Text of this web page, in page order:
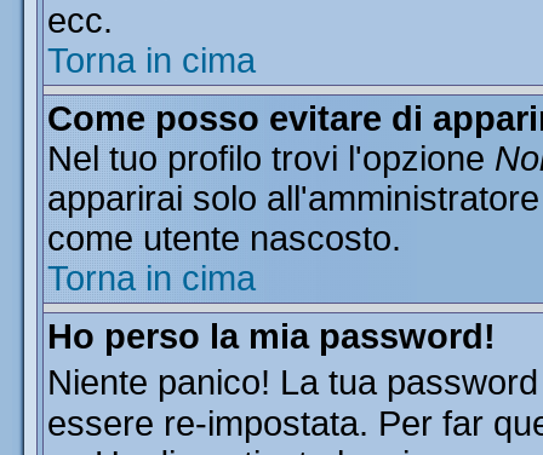
ecc.
Torna in cima
Come posso evitare di
Nel tuo profilo trovi l'opzione
apparirai solo
come utente nascosto.
Torna in cima
Ho perso la mia password!
Niente panico! La tua
essere re-impostata. Per far